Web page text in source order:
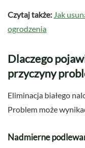
Czytaj także: Jak
ogrodzenia
Dlaczego
przyczyny
Eliminacja białego
Problem może
Nadmierne